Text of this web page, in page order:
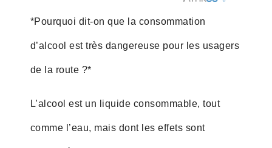
*Pourquoi dit-on que la consommation
d’alcool est très dangereuse pour les usagers
de la route ?*
L’alcool est un liquide consommable, tout
comme l’eau, mais dont les effets sont